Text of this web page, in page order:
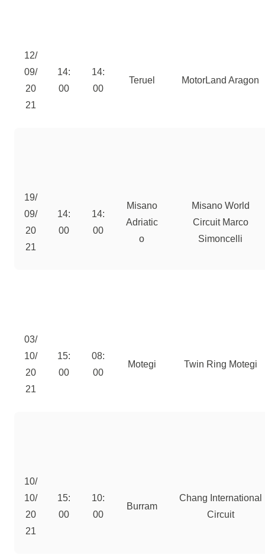
12/
09/
20
21
14:
00
14:
00
Teruel MotorLand Aragon
19/
09/
20
21
14:
00
14:
00
Misano
Adriatic
o
Misano World
Circuit Marco
Simoncelli
03/
10/
20
21
15:
00
08:
00
Motegi Twin Ring Motegi
10/
10/
20
21
15:
00
10:
00
Burram
Chang International
Circuit